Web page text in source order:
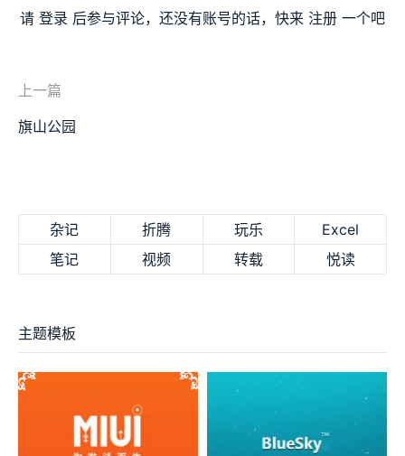
请 登录 后参与评论，还没有账号的话，快来 注册 一个吧
上一篇
旗山公园
杂记 折腾 玩乐
Excel
笔记
视频 转载 悦读
主题模板